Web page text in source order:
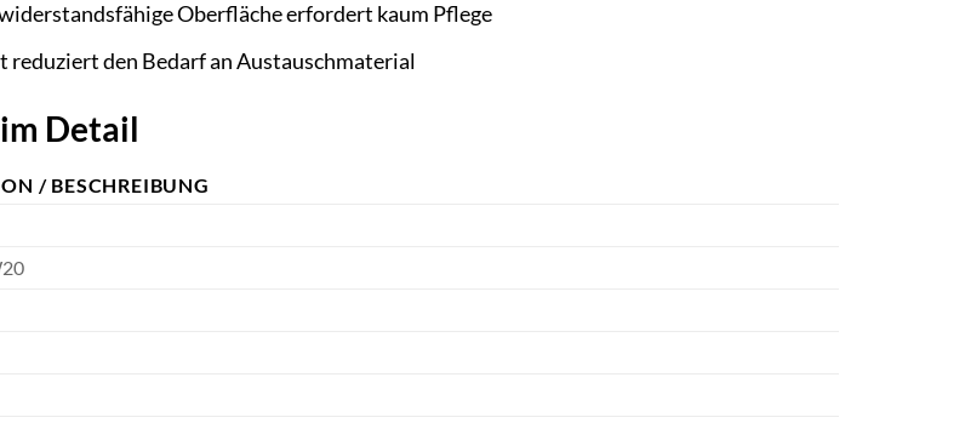
Oberfläche erfordert kaum Pflege
reduziert den Bedarf an Austauschmaterial
Detail
/ BESCHREIBUNG